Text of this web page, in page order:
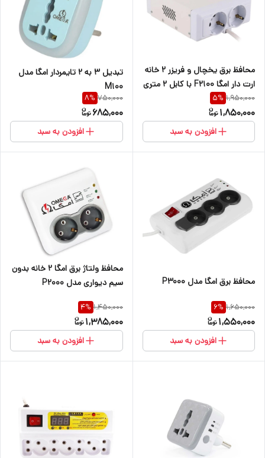
محافظ برق یخچال و فریزر 2 خانه
ارت دار امگا F2100 با کابل 2 متری
1,950,000
5%
1,850,000
افزودن به سبد
تبدیل ۳ به ۲ تایمردار امگا مدل
M100
750,000
8%
685,000
افزودن به سبد
محافظ برق امگا مدل P3000
1,650,000
6%
1,550,000
افزودن به سبد
محافظ ولتاژ برق امگا 2 خانه بدون
سیم دیواری مدل P2000
1,450,000
4%
1,385,000
افزودن به سبد